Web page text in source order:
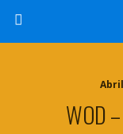
WOD